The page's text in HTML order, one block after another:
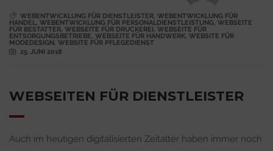
WEBENTWICKLUNG FÜR DIENSTLEISTER, WEBENTWICKLUNG FÜR
HANDEL, WEBENTWICKLUNG FÜR PERSONALDIENSTLEISTUNG, WEBSEITE
FÜR BESTATTER, WEBSEITE FÜR DRUCKEREI , WEBSEITE FÜR
ENTSORGUNGSBETRIEBE, WEBSEITE FÜR HANDWERK, WEBSITE FÜR
MODEDESIGN , WEBSITE FÜR PFLEGEDIENST
25. JUNI 2018
WEBSEITEN FÜR DIENSTLEISTER
Auch im heutigen digitalisierten Zeitalter haben immer noch